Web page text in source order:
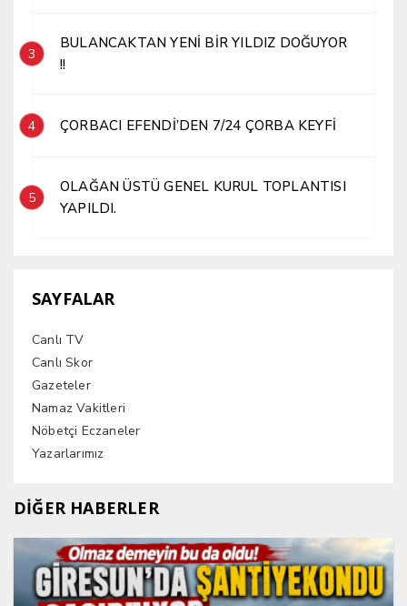
3
BULANCAKTAN YENİ BİR YILDIZ DOĞUYOR
!!
4 ÇORBACI EFENDİ’DEN 7/24 ÇORBA KEYFİ
5
OLAĞAN ÜSTÜ GENEL KURUL TOPLANTISI
YAPILDI.
SAYFALAR
Canlı TV
Canlı Skor
Gazeteler
Namaz Vakitleri
Nöbetçi Eczaneler
Yazarlarımız
DİĞER HABERLER